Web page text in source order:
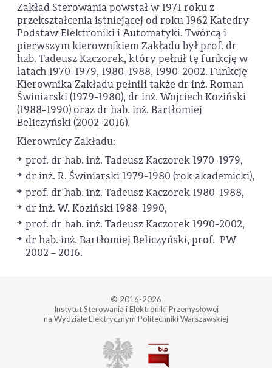
Zakład Sterowania powstał w 1971 roku z
przekształcenia istniejącej od roku 1962 Katedry
Podstaw Elektroniki i Automatyki. Twórcą i
pierwszym kierownikiem Zakładu był prof. dr
hab. Tadeusz Kaczorek, który pełnił tę funkcję w
latach 1970-1979, 1980-1988, 1990-2002. Funkcję
Kierownika Zakładu pełnili także dr inż. Roman
Świniarski (1979-1980), dr inż. Wojciech Koziński
(1988-1990) oraz dr hab. inż. Bartłomiej
Beliczyński (2002-2016).
Kierownicy Zakładu:
prof. dr hab. inż. Tadeusz Kaczorek 1970-1979,
dr inż. R. Świniarski 1979-1980 (rok akademicki),
prof. dr hab. inż. Tadeusz Kaczorek 1980-1988,
dr inż. W. Koziński 1988-1990,
prof. dr hab. inż. Tadeusz Kaczorek 1990-2002,
dr hab. inż. Bartłomiej Beliczyński, prof. PW
2002 – 2016.
© 2016-2026
Instytut Sterowania i Elektroniki Przemysłowej
na Wydziale Elektrycznym Politechniki Warszawskiej